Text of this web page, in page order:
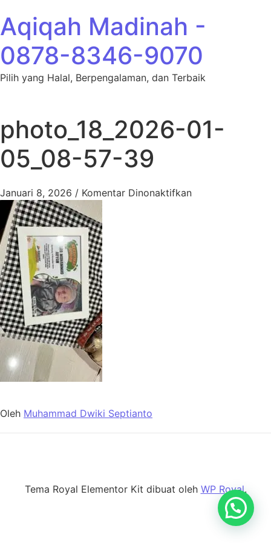
Aqiqah Madinah -
0878-8346-9070
Pilih yang Halal, Berpengalaman, dan Terbaik
photo_18_2026-01-
05_08-57-39
Januari 8, 2026 / Komentar Dinonaktifkanpada
Oleh Muhammad Dwiki Septianto
Tema Royal Elementor Kit dibuat oleh WP Royal.